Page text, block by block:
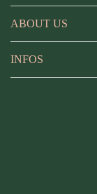
ABOUT US
INFOS